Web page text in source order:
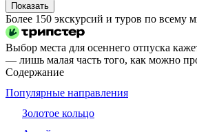
Показать
Более 150 экскурсий и туров по всему
Выбор места для осеннего отпуска
— лишь малая часть того, как можно
Содержание
Популярные направления
Золотое кольцо